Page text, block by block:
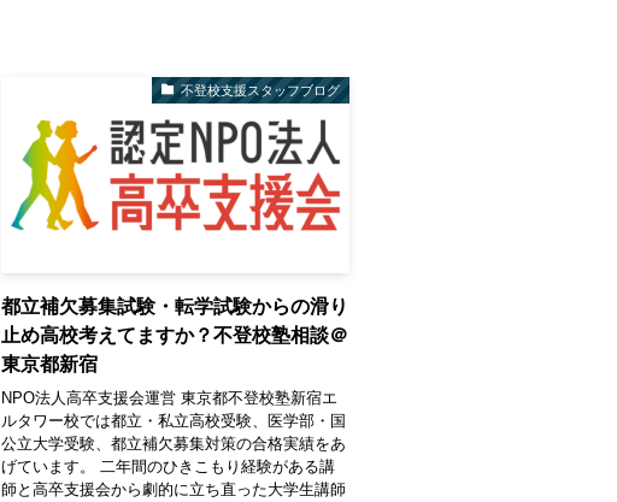
不登校支援スタッフブログ
都立補欠募集試験・転学試験からの滑り
止め高校考えてますか？不登校塾相談＠
東京都新宿
NPO法人高卒支援会運営 東京都不登校塾新宿エ
ルタワー校では都立・私立高校受験、医学部・国
公立大学受験、都立補欠募集対策の合格実績をあ
げています。 二年間のひきこもり経験がある講
師と高卒支援会から劇的に立ち直った大学生講師